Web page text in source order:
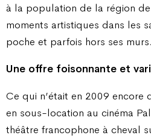
à la population de la région
moments artistiques dans les
poche et parfois hors ses murs.
Une offre foisonnante et
Ce qui n’était en 2009 encore
en sous-location au cinéma
théâtre francophone à cheval